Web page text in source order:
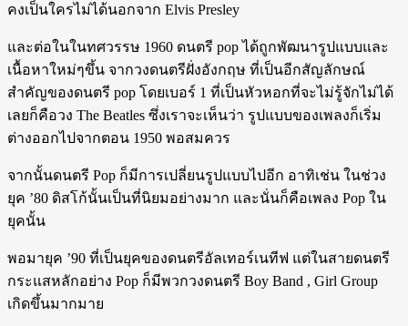
คงเป็นใครไม่ได้นอกจาก Elvis Presley
และต่อในในทศวรรษ 1960 ดนตรี pop ได้ถูกพัฒนารูปแบบและ
เนื้อหาใหม่ๆขึ้น จากวงดนตรีฝั่งอังกฤษ ที่เป็นอีกสัญลักษณ์
สำคัญของดนตรี pop โดยเบอร์ 1 ที่เป็นหัวหอกที่จะไม่รู้จักไม่ได้
เลยก็คือวง The Beatles ซึ่งเราจะเห็นว่า รูปแบบของเพลงก็เริ่ม
ต่างออกไปจากตอน 1950 พอสมควร
จากนั้นดนตรี Pop ก็มีการเปลี่ยนรูปแบบไปอีก อาทิเช่น ในช่วง
ยุค ’80 ดิสโก้นั้นเป็นที่นิยมอย่างมาก และนั่นก็คือเพลง Pop ใน
ยุคนั้น
พอมายุค ’90 ที่เป็นยุคของดนตรีอัลเทอร์เนทีฟ แต่ในสายดนตรี
กระแสหลักอย่าง Pop ก็มีพวกวงดนตรี Boy Band , Girl Group
เกิดขึ้นมากมาย